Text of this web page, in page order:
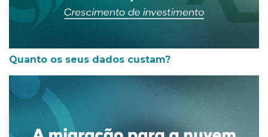
Quanto os seus dados custam?